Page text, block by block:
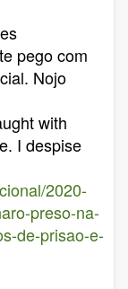
pego com
Nojo
with
I despise
2020-
preso-na-
de-prisao-e-